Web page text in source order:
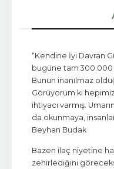
“Kendine İyi Davran
bugüne tam 300.000
Bunun inanılmaz
Görüyorum ki
ihtiyacı varmış.
da okunmaya,
Beyhan Budak
Bazen ilaç niyetine
zehirlediğini